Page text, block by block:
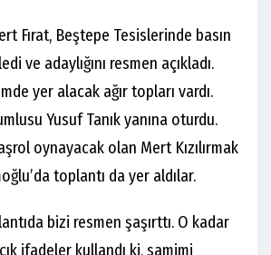
Fırat, Beştepe Tesislerinde basın
ve adaylığını resmen açıkladı.
yer alacak ağır topları vardı.
Yusuf Tanık yanına oturdu.
oynayacak olan Mert Kızılırmak
toplantı da yer aldılar.
bizi resmen şaşırttı. O kadar
ifadeler kullandı ki, samimi